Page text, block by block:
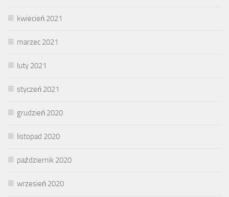
kwiecień 2021
marzec 2021
luty 2021
styczeń 2021
grudzień 2020
listopad 2020
październik 2020
wrzesień 2020